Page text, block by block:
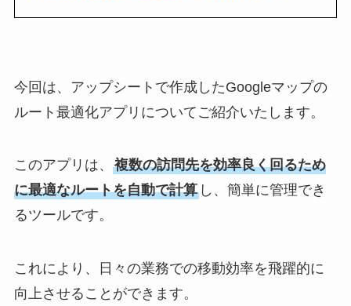
今回は、アップシートで作成したGoogleマップの
ルート最適化アプリについてご紹介いたします。
このアプリは、 複数の訪問先を効率良く回るため
に最適なルートを自動で計算し、簡単に管理でき
るツールです。
これにより、日々の業務での移動効率を飛躍的に
向上させることができます。